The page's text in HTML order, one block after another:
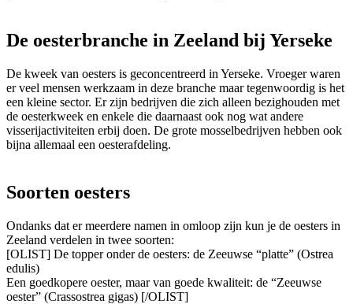
De oesterbranche in Zeeland bij Yerseke
De kweek van oesters is geconcentreerd in Yerseke. Vroeger waren
er veel mensen werkzaam in deze branche maar tegenwoordig is het
een kleine sector. Er zijn bedrijven die zich alleen bezighouden met
de oesterkweek en enkele die daarnaast ook nog wat andere
visserijactiviteiten erbij doen. De grote mosselbedrijven hebben ook
bijna allemaal een oesterafdeling.
Soorten oesters
Ondanks dat er meerdere namen in omloop zijn kun je de oesters in
Zeeland verdelen in twee soorten:
[OLIST] De topper onder de oesters: de Zeeuwse “platte” (Ostrea
edulis)
Een goedkopere oester, maar van goede kwaliteit: de “Zeeuwse
oester” (Crassostrea gigas) [/OLIST]